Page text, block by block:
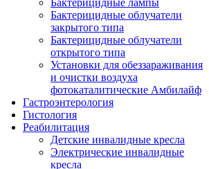
Бактерицидные лампы
Бактерицидные облучатели
закрытого типа
Бактерицидные облучатели
открытого типа
Установки для обеззараживания
и очистки воздуха
фотокаталитические Амбилайф
Гастроэнтерология
Гистология
Реабилитация
Детские инвалидные кресла
Электрические инвалидные
кресла